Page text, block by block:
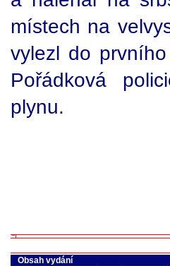
místech na
vylezl do
Pořádková
plynu.
Obsah vydání